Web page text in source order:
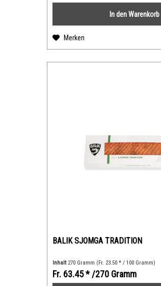
In denWarenkorb
Merken
BALIK SJOMGA TRADITION
Inhalt 270 Gramm (Fr. 23.50 * / 100 Gramm)
Fr. 63.45 */270 Gramm